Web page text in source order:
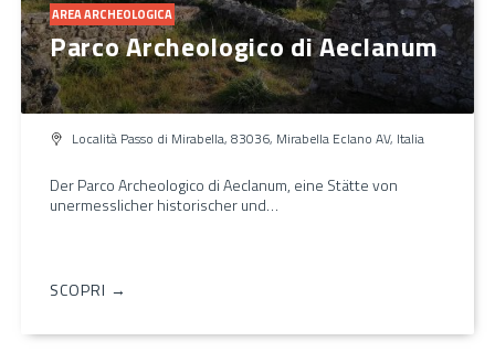
AREA ARCHEOLOGICA
Parco Archeologico di Aeclanum
Località Passo di Mirabella, 83036, Mirabella Eclano AV, Italia
Der Parco Archeologico di Aeclanum, eine Stätte von
unermesslicher historischer und…
SCOPRI →